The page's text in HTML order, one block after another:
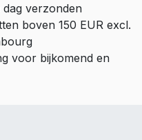
verzonden
boven 150 EUR excl.
voor bijkomend en